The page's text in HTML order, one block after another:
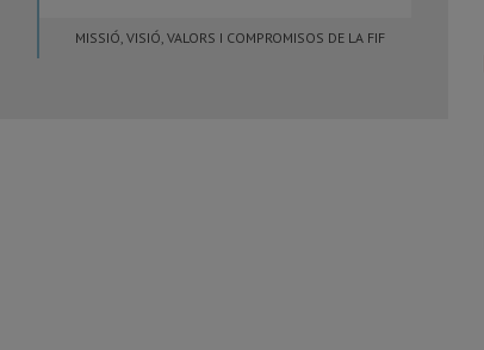
MISSIÓ, VISIÓ, VALORS I COMPROMISOS DE LA FIF